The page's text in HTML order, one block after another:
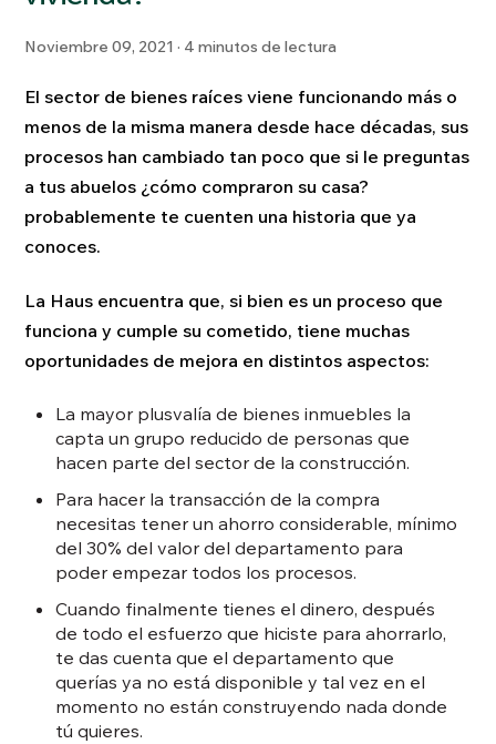
Noviembre 09, 2021 · 4 minutos de lectura
El sector de bienes raíces viene funcionando más o
menos de la misma manera desde hace décadas, sus
procesos han cambiado tan poco que si le preguntas
a tus abuelos ¿cómo compraron su casa?
probablemente te cuenten una historia que ya
conoces.
La Haus encuentra que, si bien es un proceso que
funciona y cumple su cometido, tiene muchas
oportunidades de mejora en distintos aspectos:
La mayor plusvalía de bienes inmuebles la
capta un grupo reducido de personas que
hacen parte del sector de la construcción.
Para hacer la transacción de la compra
necesitas tener un ahorro considerable, mínimo
del 30% del valor del departamento para
poder empezar todos los procesos.
Cuando finalmente tienes el dinero, después
de todo el esfuerzo que hiciste para ahorrarlo,
te das cuenta que el departamento que
querías ya no está disponible y tal vez en el
momento no están construyendo nada donde
tú quieres.